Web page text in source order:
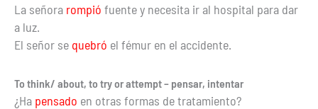
La señora rompió fuente y necesita ir al hospital para dar
a luz.
El señor se quebró el fémur en el accidente.
To think/ about, to try or attempt – pensar, intentar
¿Ha pensado en otras formas de tratamiento?